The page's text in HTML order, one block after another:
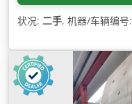
状况: 二手, 机器/车辆编号: